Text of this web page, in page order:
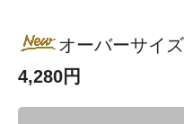
オーバーサイ
4,280円